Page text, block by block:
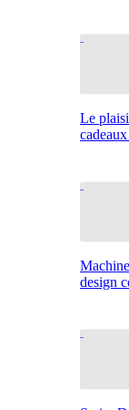
Le
design